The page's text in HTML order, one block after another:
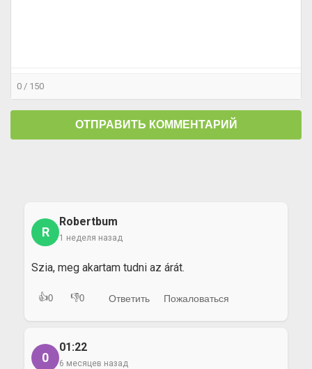
R
Robertbum
1 неделя назад
Szia, meg akartam tudni az árát.
👍0 👎0 Ответить Пожаловаться
0
01:22
6 месяцев назад
0 / 150
ОТПРАВИТЬ КОММЕНТАРИЙ